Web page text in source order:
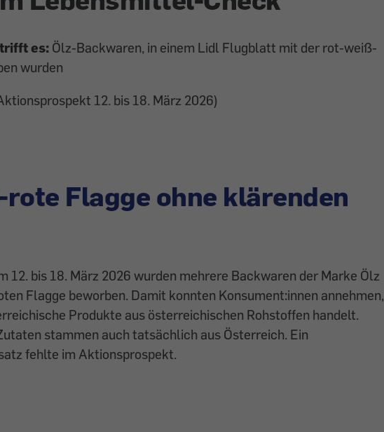
es: Ölz-Backwaren, in einem Lidl Flugblatt mit der rot-weiß-
wurden
12. bis 18. März 2026)
Flagge ohne klärenden
12. bis 18. März 2026 wurden mehrere Backwaren der Marke Ölz
Flagge beworben. Damit konnten Konsument:innen annehmen,
Produkte aus österreichischen Rohstoffen handelt.
stammen auch tatsächlich aus Österreich. Ein
fehlte im Aktionsprospekt.